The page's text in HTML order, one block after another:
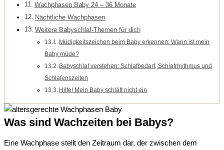
Wachphasen Baby 24 – 36 Monate
Nächtliche Wachphasen
Weitere Babyschlaf-Themen für dich
Müdigkeitszeichen beim Baby erkennen: Wann ist mein
Baby müde?
Babyschlaf verstehen: Schlafbedarf, Schlafrhythmus und
Schlafenszeiten
Hilfe! Mein Baby schläft nicht ein
Was sind Wachzeiten bei Babys?
Eine Wachphase stellt den Zeitraum dar, der zwischen dem